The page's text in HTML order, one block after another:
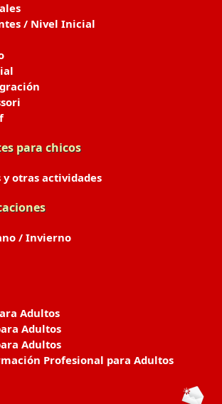
/ Nivel Inicial
para chicos
y otras actividades
/ Invierno
Adultos
Adultos
Adultos
Profesional para Adultos